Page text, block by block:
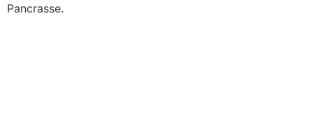
Pancrasse.